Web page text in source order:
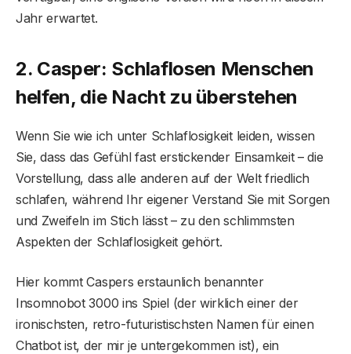
Jahr erwartet.
2. Casper: Schlaflosen Menschen
helfen, die Nacht zu überstehen
Wenn Sie wie ich unter Schlaflosigkeit leiden, wissen
Sie, dass das Gefühl fast erstickender Einsamkeit – die
Vorstellung, dass alle anderen auf der Welt friedlich
schlafen, während Ihr eigener Verstand Sie mit Sorgen
und Zweifeln im Stich lässt – zu den schlimmsten
Aspekten der Schlaflosigkeit gehört.
Hier kommt Caspers erstaunlich benannter
Insomnobot 3000 ins Spiel (der wirklich einer der
ironischsten, retro-futuristischsten Namen für einen
Chatbot ist, der mir je untergekommen ist), ein